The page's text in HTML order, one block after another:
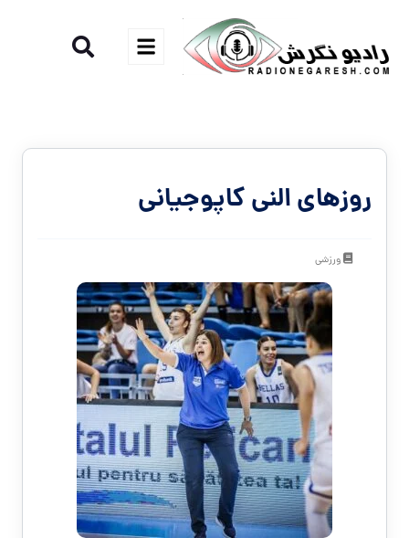
روزهای النی کاپوجیانی
ورزشی